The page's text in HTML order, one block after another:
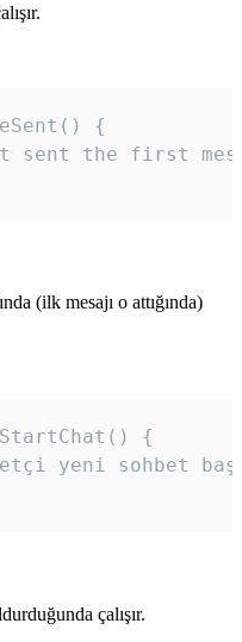
{
sent the first
(ilk mesajı o attığında)
{
yeni sohbet
çalışır.